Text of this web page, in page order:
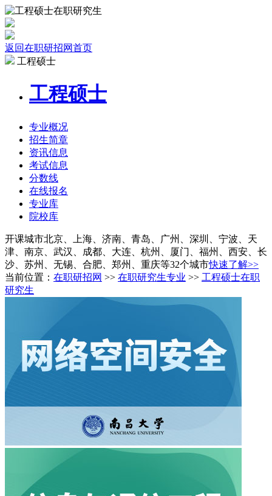
返回在职研招网首页
工程硕士
工程硕士
专业概况
招生简章
资讯信息
考试信息
分数线
在线报名
专业库
院校库
开课城市北京、上海、济南、青岛、广州、深圳、宁波、天
津、南京、武汉、成都、大连、杭州、厦门、福州、西安、长
沙、苏州、无锡、合肥、郑州、重庆等32个城市快速了解>>
当前位置： 在职研招网 >> 在职研究生专业 >> 工程硕士在职
研究生